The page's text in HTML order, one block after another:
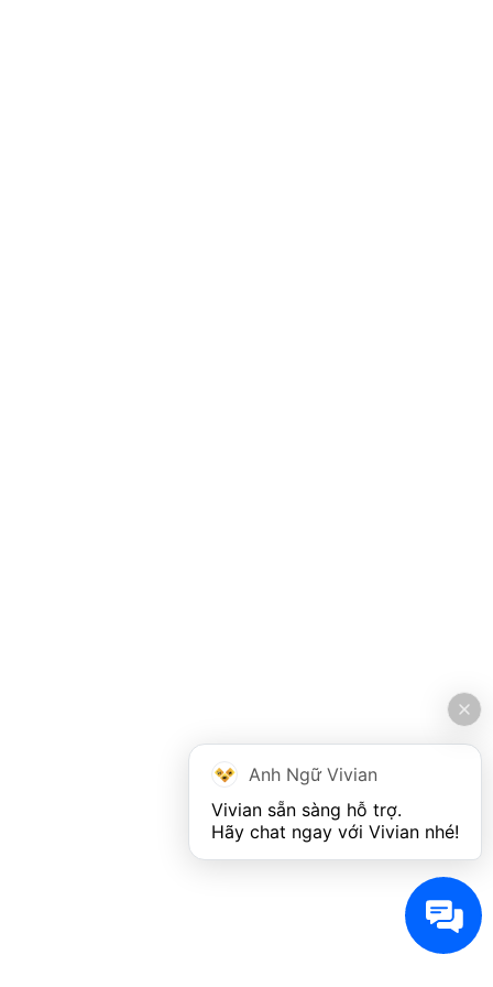
Anh Ngữ Vivian
Vivian sẵn sàng hỗ trợ.
Hãy chat ngay với Vivian nhé!